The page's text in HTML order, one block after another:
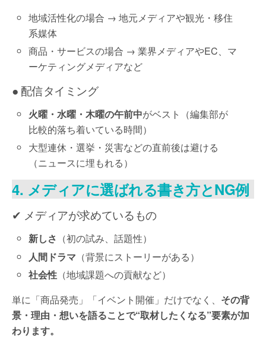
地域活性化の場合 → 地元メディアや観光・移住
系媒体
商品・サービスの場合 → 業界メディアやEC、マ
ーケティングメディアなど
● 配信タイミング
火曜・水曜・木曜の午前中がベスト（編集部が
比較的落ち着いている時間）
大型連休・選挙・災害などの直前後は避ける
（ニュースに埋もれる）
4. メディアに選ばれる書き方とNG例
✔ メディアが求めているもの
新しさ （初の試み、話題性）
人間ドラマ （背景にストーリーがある）
社会性 （地域課題への貢献など）
単に「商品発売」「イベント開催」だけでなく、 その背
景・理由・想いを語ることで“取材したくなる”要素が加
わります。